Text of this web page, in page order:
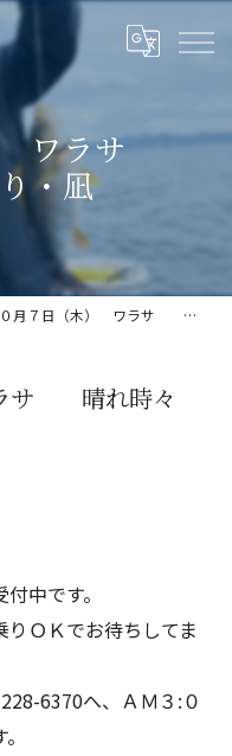
） ワラサ
・凪
月７日（木） ワラサ 晴れ時々曇り・凪
サ 晴れ時々
中です。
ＯＫでお待ちしてま
6370へ、ＡＭ３:０